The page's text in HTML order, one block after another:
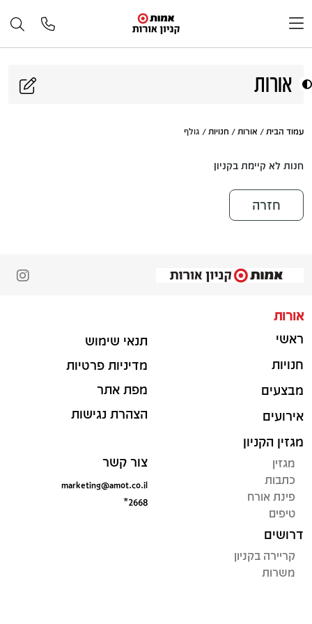
אורות
עמוד הבית / אורות / חנויות / גולף
חנות לא קיימת בקניון
חזרה
אורות
ראשי
חנויות
מבצעים
אירועים
מגזין הקניון
מגזין
כתבות
פינת אורח
טיפים
דרושים
קריירה בקניון
משרות
תנאי שימוש
מדיניות פרטיות
מפת אתר
הצהרת נגישות
צור קשר
marketing@amot.co.il
*2668